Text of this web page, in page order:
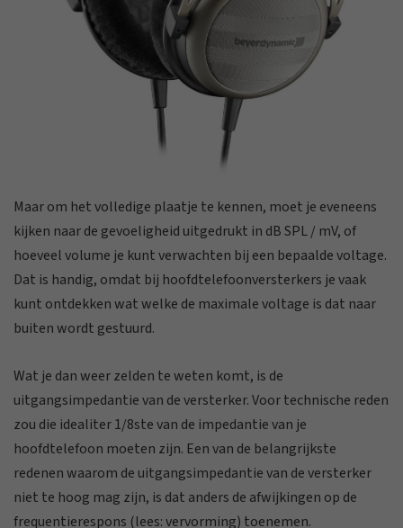
Maar om het volledige plaatje te kennen, moet je eveneens
kijken naar de gevoeligheid uitgedrukt in dB SPL / mV, of
hoeveel volume je kunt verwachten bij een bepaalde voltage.
Dat is handig, omdat bij hoofdtelefoonversterkers je vaak
kunt ontdekken wat welke de maximale voltage is dat naar
buiten wordt gestuurd.
Wat je dan weer zelden te weten komt, is de
uitgangsimpedantie van de versterker. Voor technische reden
zou die idealiter 1/8ste van de impedantie van je
hoofdtelefoon moeten zijn. Een van de belangrijkste
redenen waarom de uitgangsimpedantie van de versterker
niet te hoog mag zijn, is dat anders de afwijkingen op de
frequentierespons (lees: vervorming) toenemen.